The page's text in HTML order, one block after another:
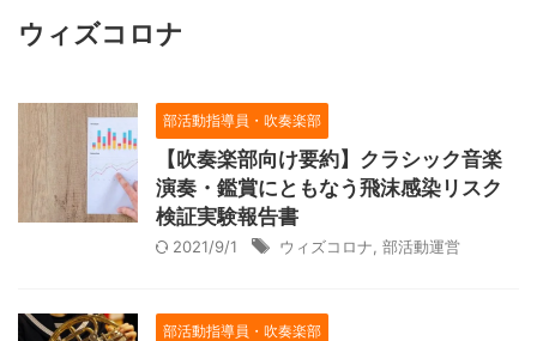
ウィズコロナ
部活動指導員・吹奏楽部
【吹奏楽部向け要約】クラシック⾳楽
演奏・鑑賞にともなう⾶沫感染リスク
検証実験報告書
2021/9/1 ウィズコロナ 部活動運営
部活動指導員・吹奏楽部